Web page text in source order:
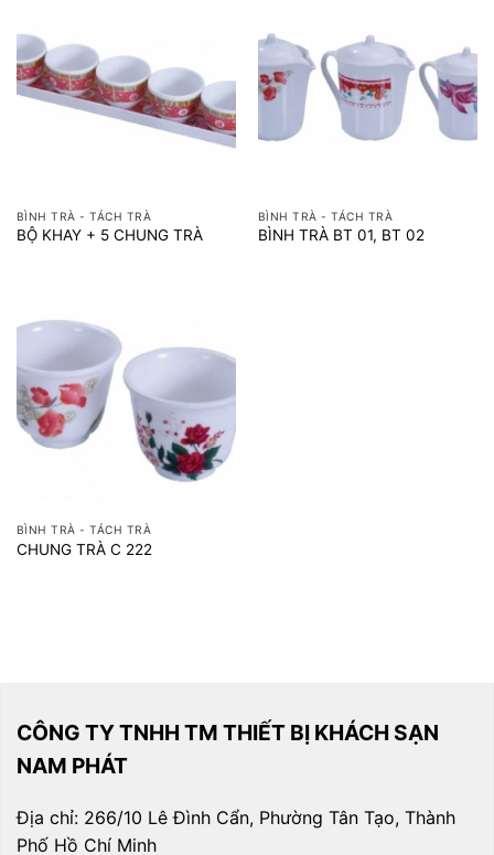
BÌNH TRÀ - TÁCH TRÀ
BỘ KHAY + 5 CHUNG TRÀ
BÌNH TRÀ - TÁCH TRÀ
BÌNH TRÀ BT 01, BT 02
BÌNH TRÀ - TÁCH TRÀ
CHUNG TRÀ C 222
CÔNG TY TNHH TM THIẾT BỊ KHÁCH SẠN
NAM PHÁT
Địa chỉ: 266/10 Lê Đình Cẩn, Phường Tân Tạo, Thành
Phố Hồ Chí Minh